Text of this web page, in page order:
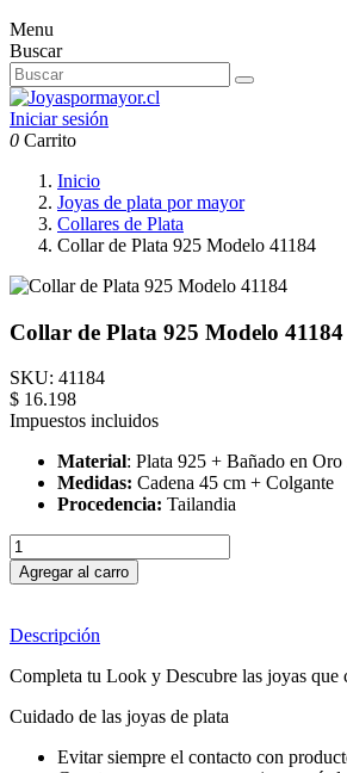
Menu
Buscar
Iniciar sesión
0 Carrito
Inicio
Joyas de plata por mayor
Collares de Plata
Collar de Plata 925 Modelo 41184
Collar de Plata 925 Modelo 41184
SKU: 41184
$ 16.198
Impuestos incluidos
Material: Plata 925 + Bañado en
Medidas: Cadena 45 cm + Colgante
Procedencia: Tailandia
Agregar al carro
Descripción
Completa tu Look y Descubre las joyas
Cuidado de las joyas de plata
Evitar siempre el contacto con